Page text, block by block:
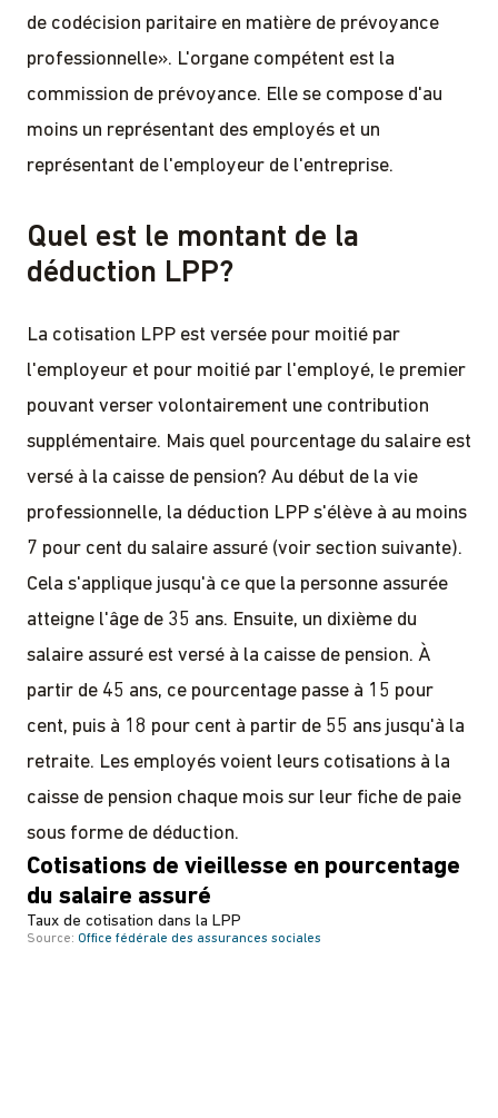
de codécision paritaire en matière de prévoyance
professionnelle». L'organe compétent est la
commission de prévoyance. Elle se compose d'au
moins un représentant des employés et un
représentant de l'employeur de l'entreprise.
Quel est le montant de la
déduction LPP?
La cotisation LPP est versée pour moitié par
l'employeur et pour moitié par l'employé, le premier
pouvant verser volontairement une contribution
supplémentaire. Mais quel pourcentage du salaire est
versé à la caisse de pension? Au début de la vie
professionnelle, la déduction LPP s'élève à au moins
7 pour cent du salaire assuré (voir section suivante).
Cela s'applique jusqu'à ce que la personne assurée
atteigne l'âge de 35 ans. Ensuite, un dixième du
salaire assuré est versé à la caisse de pension. À
partir de 45 ans, ce pourcentage passe à 15 pour
cent, puis à 18 pour cent à partir de 55 ans jusqu'à la
retraite. Les employés voient leurs cotisations à la
caisse de pension chaque mois sur leur fiche de paie
sous forme de déduction.